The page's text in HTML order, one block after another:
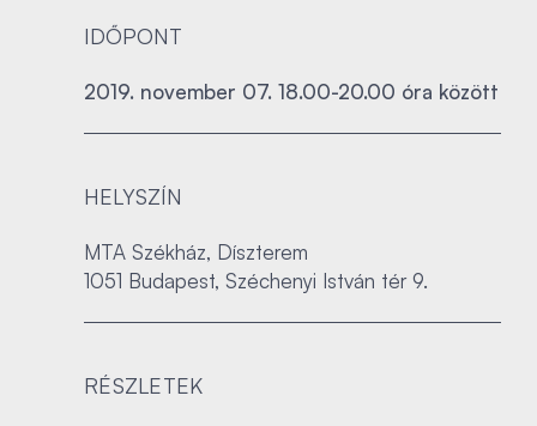
IDŐPONT
2019. november 07. 18.00-20.00 óra között
HELYSZÍN
MTA Székház, Díszterem
1051 Budapest, Széchenyi István tér 9.
RÉSZLETEK